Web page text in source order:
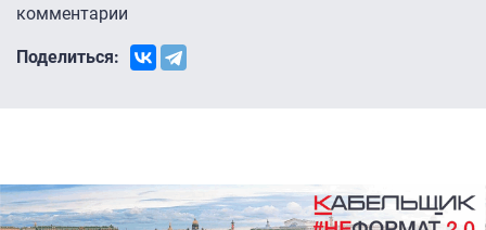
комментарии
Поделиться: